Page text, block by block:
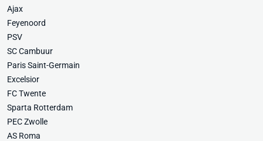
Ajax
Feyenoord
PSV
SC Cambuur
Paris Saint-Germain
Excelsior
FC Twente
Sparta Rotterdam
PEC Zwolle
AS Roma